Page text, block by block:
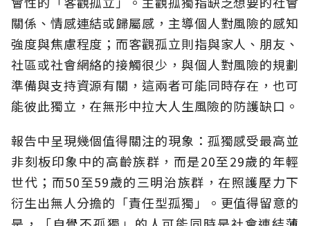
關係、情感連結或歸屬感，主導個人對風險的感知
強度與焦慮程度；而客觀孤立則指與家人、朋友、
社區或社會網絡的接觸很少，與個人對風險的規劃
準備與支持資源有關，這兩者可能同時存在，也可
能彼此獨立，在無形中拉大人生風險的防護缺口。
報告中呈現幾個值得關注的現象：孤獨感受最高並
非刻板印象中的高齡族群，而是20至29歲的年輕
世代；而50至59歲的三明治族群，在照護壓力下
衍生出無人分擔的「責任型孤獨」。更值得留意的